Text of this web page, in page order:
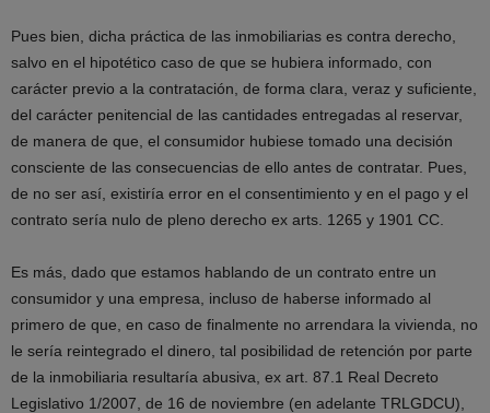
Pues bien, dicha práctica de las inmobiliarias es contra derecho,
salvo en el hipotético caso de que se hubiera informado, con
carácter previo a la contratación, de forma clara, veraz y suficiente,
del carácter penitencial de las cantidades entregadas al reservar,
de manera de que, el consumidor hubiese tomado una decisión
consciente de las consecuencias de ello antes de contratar. Pues,
de no ser así, existiría error en el consentimiento y en el pago y el
contrato sería nulo de pleno derecho ex arts. 1265 y 1901 CC.
Es más, dado que estamos hablando de un contrato entre un
consumidor y una empresa, incluso de haberse informado al
primero de que, en caso de finalmente no arrendara la vivienda, no
le sería reintegrado el dinero, tal posibilidad de retención por parte
de la inmobiliaria resultaría abusiva, ex art. 87.1 Real Decreto
Legislativo 1/2007, de 16 de noviembre (en adelante TRLGDCU),